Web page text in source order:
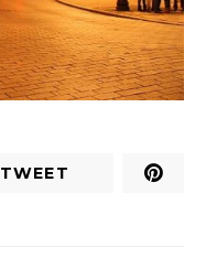
TWEET